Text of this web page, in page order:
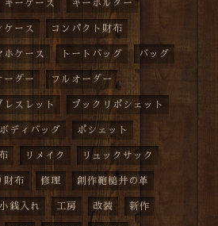
キーケース キーホルダー
ケース コンパクト財布
ホケース トートバッグ バッグ
ーダー フルオーダー
レスレット プックリポシェット
ボディバッグ ポシェット
リメイク リュックサック
財布 修理 創作鞄槌井の革
小銭入れ 工房 改装 新作